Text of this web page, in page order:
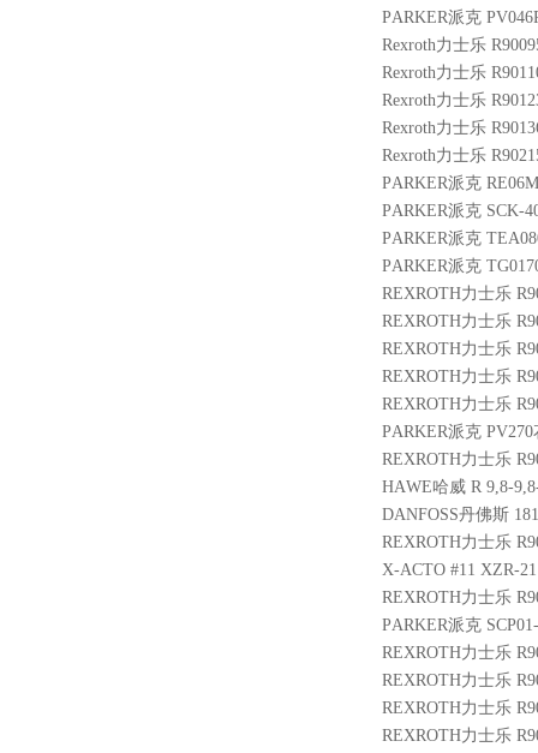
PARKER派克
Rexroth力士乐
Rexroth力士乐
Rexroth力士乐
Rexroth力士乐
Rexroth力士乐
PARKER派克
PARKER派克 SCK-
PARKER派克
PARKER派克
REXROTH力士乐
REXROTH力士乐
REXROTH力士乐
REXROTH力士乐
REXROTH力士乐
PARKER派克
REXROTH力士乐
HAWE哈威 R 9,8-
DANFOSS丹佛斯
REXROTH力士乐
X-ACTO #11 XZR-
REXROTH力士乐
PARKER派克
REXROTH力士乐
REXROTH力士乐
REXROTH力士乐
REXROTH力士乐